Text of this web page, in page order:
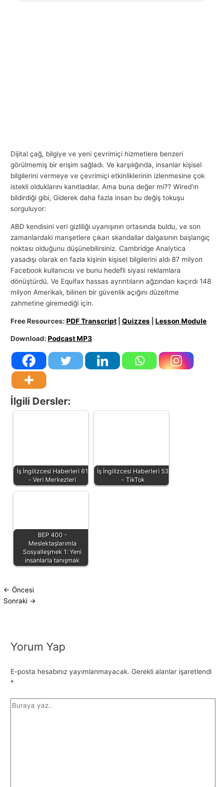
Dijital çağ, bilgiye ve yeni çevrimiçi hizmetlere benzeri
görülmemiş bir erişim sağladı. Ve karşılığında, insanlar kişisel
bilgilerini vermeye ve çevrimiçi etkinliklerinin izlenmesine çok
istekli olduklarını kanıtladılar. Ama buna değer mi?? Wired'ın
bildirdiği gibi, Giderek daha fazla insan bu değiş tokuşu
sorguluyor:
ABD kendisini veri gizliliği uyanışının ortasında buldu, ve son
zamanlardaki manşetlere çıkan skandallar dalgasının başlangıç ​​
noktası olduğunu düşünebilirsiniz. Cambridge Analytica
yasadışı olarak en fazla kişinin kişisel bilgilerini aldı 87 milyon
Facebook kullanıcısı ve bunu hedefli siyasi reklamlara
dönüştürdü. Ve Equifax hassas ayrıntıların ağzından kaçırdı 148
milyon Amerikalı, bilinen bir güvenlik açığını düzeltme
zahmetine giremediği için.
Free Resources:PDF Transcript |Quizzes |Lesson Module
Download:Podcast MP3
İlgili Dersler:
İş İngilizcesi Haberleri 61
- Veri Merkezleri
İş İngilizcesi Haberleri 53
- TikTok
BEP 400 -
Meslektaşlarımla
Sosyalleşmek 1: Yeni
insanlarla tanışmak
← Öncesi
Sonraki →
Yorum Yap
E-posta hesabınız yayımlanmayacak. Gerekli alanlar işaretlendi
*